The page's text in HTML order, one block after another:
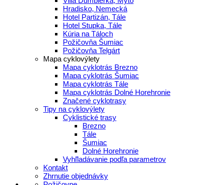
Hradisko, Nemecká
Hotel Partizán, Tále
Hotel Stupka, Tále
Kúria na Táloch
Požičovňa Šumiac
Požičovňa Telgárt
Mapa cyklovýlety
Mapa cyklotrás Brezno
Mapa cyklotrás Šumiac
Mapa cyklotrás Tále
Mapa cyklotrás Dolné Horehronie
Značené cyklotrasy
Tipy na cyklovýlety
Cyklistické trasy
Brezno
Tále
Šumiac
Dolné Horehronie
Vyhľladávanie podľa parametrov
Kontakt
Zhrnutie objednávky